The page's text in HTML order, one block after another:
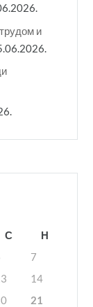
и
С
Н
7
14
21